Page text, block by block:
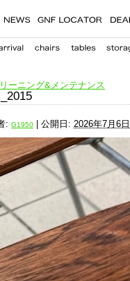
ーニング&メンテナンス
: G1950 公開日: 2026年7月6日